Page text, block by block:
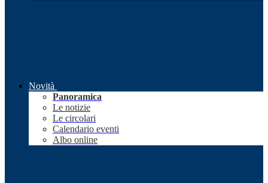
Novità
Panoramica
Le notizie
Le circolari
Calendario eventi
Albo online